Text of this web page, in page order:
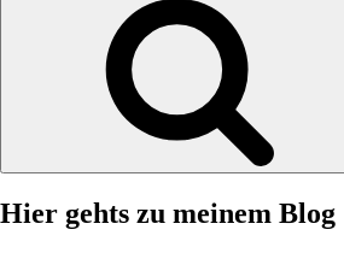
Hier gehts zu meinem Blog